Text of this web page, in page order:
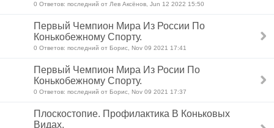
0 Ответов: последний от Лев Аксёнов, Jun 12 2022 15:50
Первый Чемпион Мира Из России По
Конькобежному Спорту.
0 Ответов: последний от Борис, Nov 09 2021 17:41
Первый Чемпион Мира Из Росии По
Конькобежному Спорту.
0 Ответов: последний от Борис, Nov 09 2021 17:37
Плоскостопие. Профилактика В Коньковых
Видах.